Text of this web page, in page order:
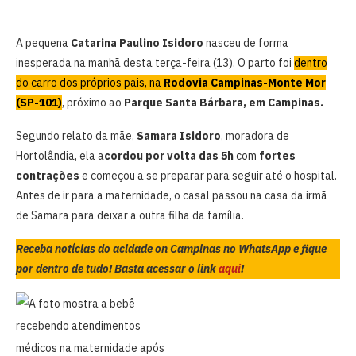
A pequena Catarina Paulino Isidoro nasceu de forma
inesperada na manhã desta terça-feira (13). O parto foi dentro
do carro dos próprios pais, na Rodovia Campinas-Monte Mor
(SP-101), próximo ao Parque Santa Bárbara, em Campinas.
Segundo relato da mãe, Samara Isidoro, moradora de
Hortolândia, ela acordou por volta das 5hcom fortes
contrações e começou a se preparar para seguir até o hospital.
Antes de ir para a maternidade, o casal passou na casa da irmã
de Samara para deixar a outra filha da família.
Receba notícias do acidade on Campinas no WhatsApp e fique
por dentro de tudo! Basta acessar o linkaqui!